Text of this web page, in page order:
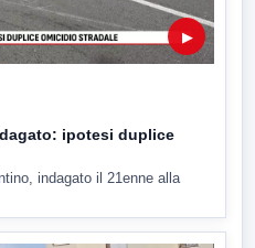
▶
ipotesi duplice
indagato il 21enne alla